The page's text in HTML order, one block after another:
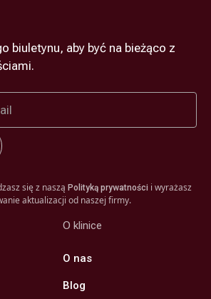
biuletynu, aby być na bieżąco z
się z naszą Polityką prywatności i wyrażasz
aktualizacji od naszej firmy.
O klinice
O nas
Blog